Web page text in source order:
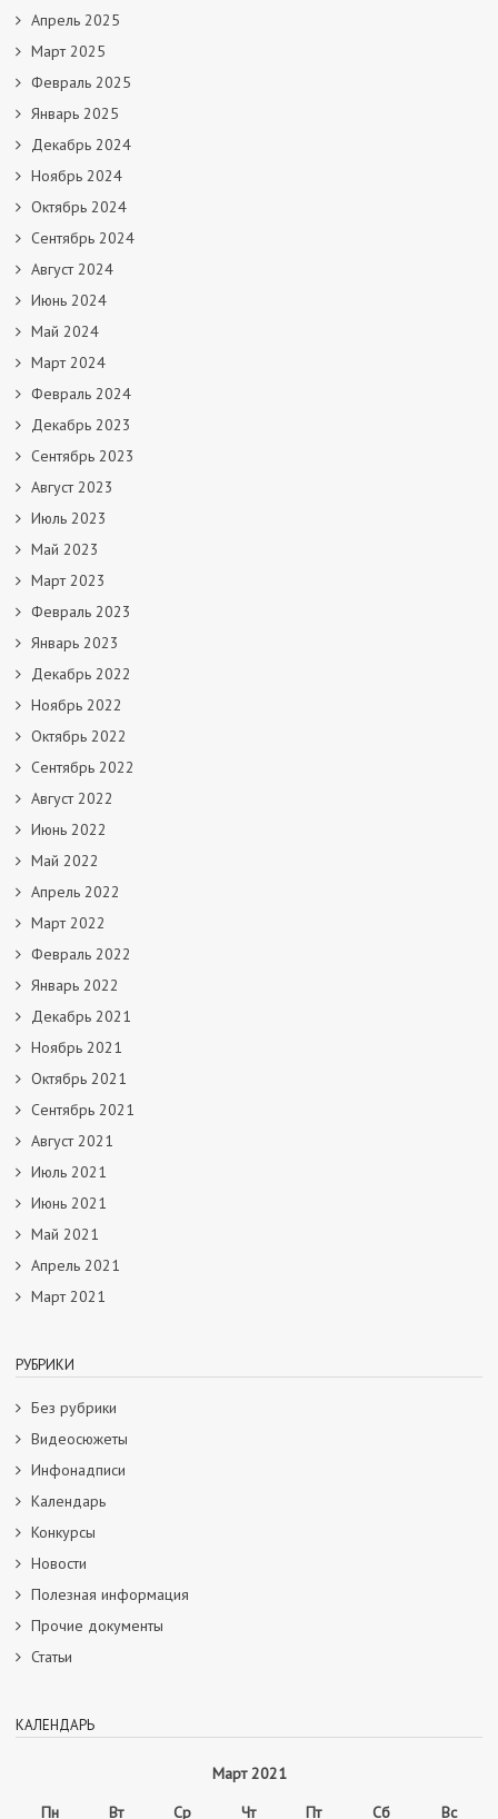
Апрель 2025
Март 2025
Февраль 2025
Январь 2025
Декабрь 2024
Ноябрь 2024
Октябрь 2024
Сентябрь 2024
Август 2024
Июнь 2024
Май 2024
Март 2024
Февраль 2024
Декабрь 2023
Сентябрь 2023
Август 2023
Июль 2023
Май 2023
Март 2023
Февраль 2023
Январь 2023
Декабрь 2022
Ноябрь 2022
Октябрь 2022
Сентябрь 2022
Август 2022
Июнь 2022
Май 2022
Апрель 2022
Март 2022
Февраль 2022
Январь 2022
Декабрь 2021
Ноябрь 2021
Октябрь 2021
Сентябрь 2021
Август 2021
Июль 2021
Июнь 2021
Май 2021
Апрель 2021
Март 2021
РУБРИКИ
Без рубрики
Видеосюжеты
Инфонадписи
Календарь
Конкурсы
Новости
Полезная информация
Прочие документы
Статьи
КАЛЕНДАРЬ
Март 2021
Пн
Вт Ср Чт Пт Сб Вс